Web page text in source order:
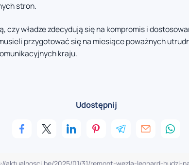
stron.
czy władze zdecydują się na kompromis i
przygotować się na miesiące poważnych
kraju.
Udostępnij